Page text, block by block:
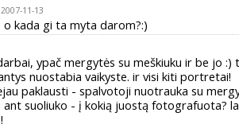
2007-11-13
o kada gi ta myta darom?:)
ypač mergytės su meškiuku ir be jo :)
nuostabia vaikyste. ir visi kiti portretai!
paklausti - spalvotoji nuotrauka su
ant suoliuko - į kokią juostą fotografuota?